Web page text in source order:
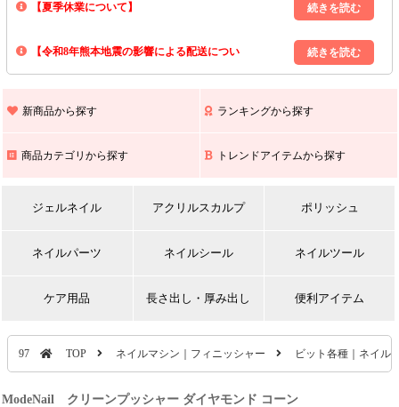
【夏季休業について】
8/13(木)～8/16(日)の間｢出荷業務・お問い合わせ業務｣はお休みいたしま
上記期間中のご注文・お問い合わせは8/17(月)以降の対応となりますので
【令和8年熊本地震の影響による配送につい
また､ 九州全域でお荷物のお届けに遅延が生じております｡
新商品から探す ランキングから探す
商品カテゴリから探す トレンドアイテムから探す
ジェルネイル アクリルスカルプ ポリッシュ
ネイルパーツ ネイルシール ネイルツール
ケア用品 長さ出し・厚み出し 便利アイテム
97 TOP ネイルマシン｜フィニッシャー ビット各種｜ネイル
ModeNail クリーンプッシャー ダイヤモンド コーン